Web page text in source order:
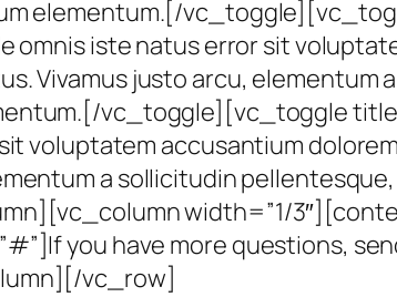
elementum.[/
omnis iste natus error sit
Vivamus justo arcu,
vc_toggle][vc_toggle
voluptatem accusantium
a sollicitudin
width=”1/
you have more questions,
vc_row]